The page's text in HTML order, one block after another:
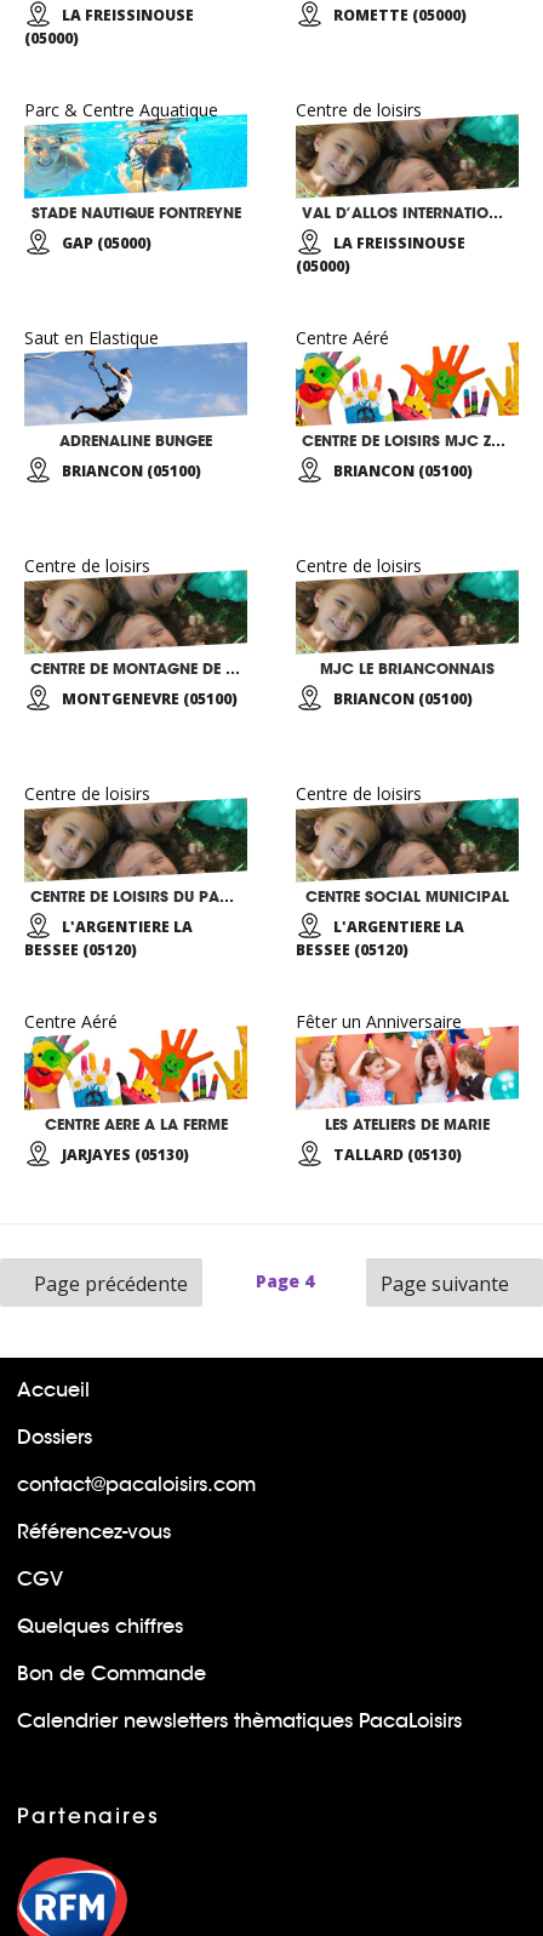
LA FREISSINOUSE
(05000)
ROMETTE (05000)
Parc & Centre Aquatique
STADE NAUTIQUE FONTREYNE
GAP (05000)
Centre de loisirs
VAL D’ALLOS INTERNATIONAL TENNIS ET SPORTS
LA FREISSINOUSE
(05000)
Saut en Elastique
ADRENALINE BUNGEE
BRIANCON (05100)
Centre Aéré
CENTRE DE LOISIRS MJC ZANZIBAR
BRIANCON (05100)
Centre de loisirs
CENTRE DE MONTAGNE DE LA VILLE DE SAINT OUEN
MONTGENEVRE (05100)
Centre de loisirs
MJC LE BRIANCONNAIS
BRIANCON (05100)
Centre de loisirs
CENTRE DE LOISIRS DU PAYS DES ECRINS
L'ARGENTIERE LA
BESSEE (05120)
Centre de loisirs
CENTRE SOCIAL MUNICIPAL
L'ARGENTIERE LA
BESSEE (05120)
Centre Aéré
CENTRE AERE A LA FERME
JARJAYES (05130)
Fêter un Anniversaire
LES ATELIERS DE MARIE
TALLARD (05130)
Page précédente Page 4 Page suivante
Accueil
Dossiers
contact@pacaloisirs.com
Référencez-vous
CGV
Quelques chiffres
Bon de Commande
Calendrier newsletters thèmatiques PacaLoisirs
Partenaires